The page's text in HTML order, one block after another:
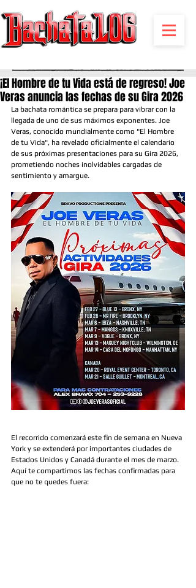
¡El Hombre de tu Vida está de regreso! Joe
Veras anuncia las fechas de su Gira 2026
La bachata romántica se prepara para vibrar con la
llegada de uno de sus máximos exponentes. Joe
Veras, conocido mundialmente como "El Hombre
de tu Vida", ha revelado oficialmente el calendario
de sus próximas presentaciones para su Gira 2026,
prometiendo noches inolvidables cargadas de
sentimiento y amargue.
El recorrido comenzará este fin de semana en Nueva
York y se extenderá por importantes ciudades de
Estados Unidos y Canadá durante el mes de marzo.
Aquí te compartimos las fechas confirmadas para
que no te quedes fuera: